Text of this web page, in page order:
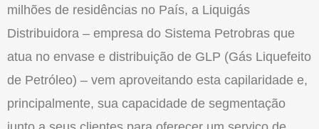
milhões de residências no País, a Liquigás
Distribuidora – empresa do Sistema Petrobras que
atua no envase e distribuição de GLP (Gás Liquefeito
de Petróleo) – vem aproveitando esta capilaridade e,
principalmente, sua capacidade de segmentação